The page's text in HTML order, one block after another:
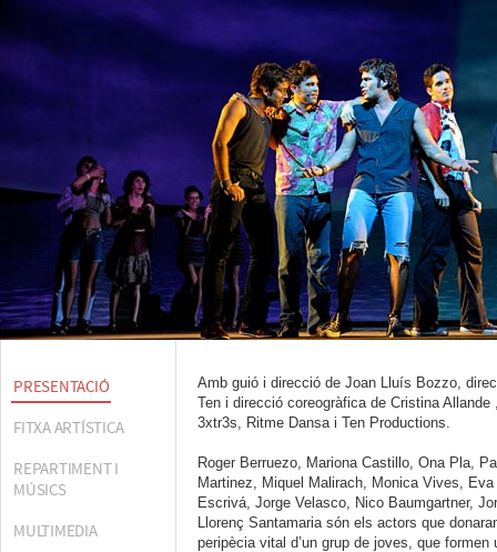
PRESENTACIÓ
FITXA ARTÍSTICA
REPARTIMENT I
MÚSICS
MULTIMEDIA
Amb guió i direcció de Joan Lluís Bozzo,
Ten i direcció coreogràfica de Cristina
3xtr3s, Ritme Dansa i Ten Productions.
Roger Berruezo, Mariona Castillo, Ona Pla,
Martinez, Miquel Malirach, Monica Vives,
Escrivá, Jorge Velasco, Nico Baumgartner,
Llorenç Santamaria són els actors que
peripècia vital d’un grup de joves, que